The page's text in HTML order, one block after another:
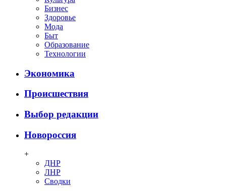
Бизнес
Здоровье
Мода
Быт
Образование
Технологии
Экономика
Происшествия
Выбор редакции
Новороссия
+
ДНР
ЛНР
Сводки